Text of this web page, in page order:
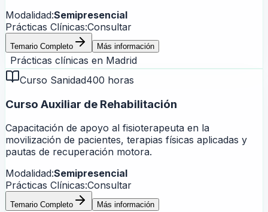
Modalidad:Semipresencial
Prácticas Clínicas:Consultar
Temario Completo Más información
Prácticas clínicas en Madrid
Curso Sanidad400 horas
Curso Auxiliar de Rehabilitación
Capacitación de apoyo al fisioterapeuta en la
movilización de pacientes, terapias físicas aplicadas y
pautas de recuperación motora.
Modalidad:Semipresencial
Prácticas Clínicas:Consultar
Temario Completo Más información